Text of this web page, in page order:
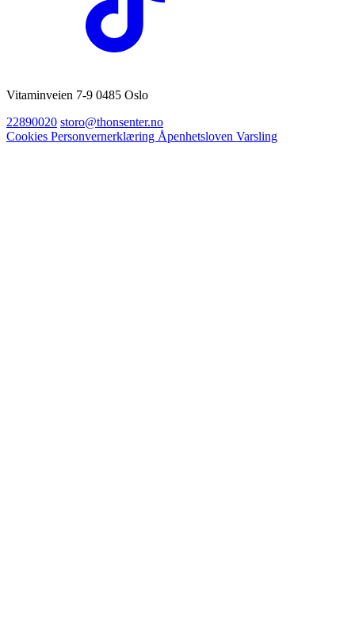
Vitaminveien 7-9 0485 Oslo
22890020 storo@thonsenter.no
Cookies Personvernerklæring Åpenhetsloven Varsling